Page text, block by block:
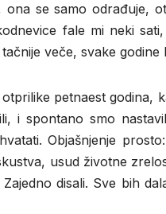
ona se samo odrađuje,
fale mi neki
veče, svake
petnaest godina,
i spontano smo
Objašnjenje
usud životne
disali. Sve bih